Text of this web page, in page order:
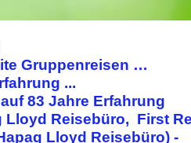
Gruppenreisen …
...
83 Jahre Erfahrung
Lloyd Reisebüro, First
Lloyd Reisebüro) -